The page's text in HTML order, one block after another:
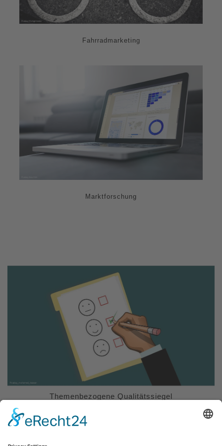
Fahrradmarketing
Marktforschung
Themenbezogene Qualitätssiegel